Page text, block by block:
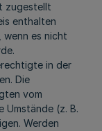
zugestellt
enthalten
wenn es nicht
in der
Die
vom
Umstände (z. B.
Werden